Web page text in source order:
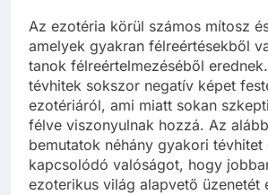
Az ezotéria körül számos mítosz
amelyek gyakran félreértésekből
tanok félreértelmezéséből
tévhitek sokszor negatív képet
ezotériáról, ami miatt sokan
félve viszonyulnak hozzá. Az
bemutatok néhány gyakori tévhitet
kapcsolódó valóságot, hogy
ezoterikus világ alapvető üzenetét